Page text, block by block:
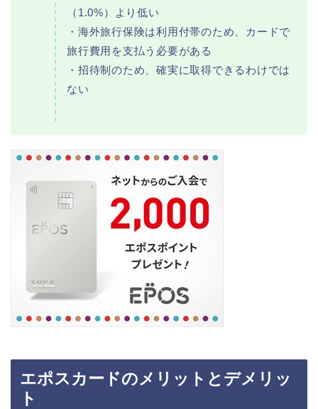
（1.0%）より低い
・海外旅行保険は利用付帯のため、カードで
旅行費用を支払う必要がある
・招待制のため、確実に取得できるわけでは
ない
エポスカードのメリットとデメリッ
ト